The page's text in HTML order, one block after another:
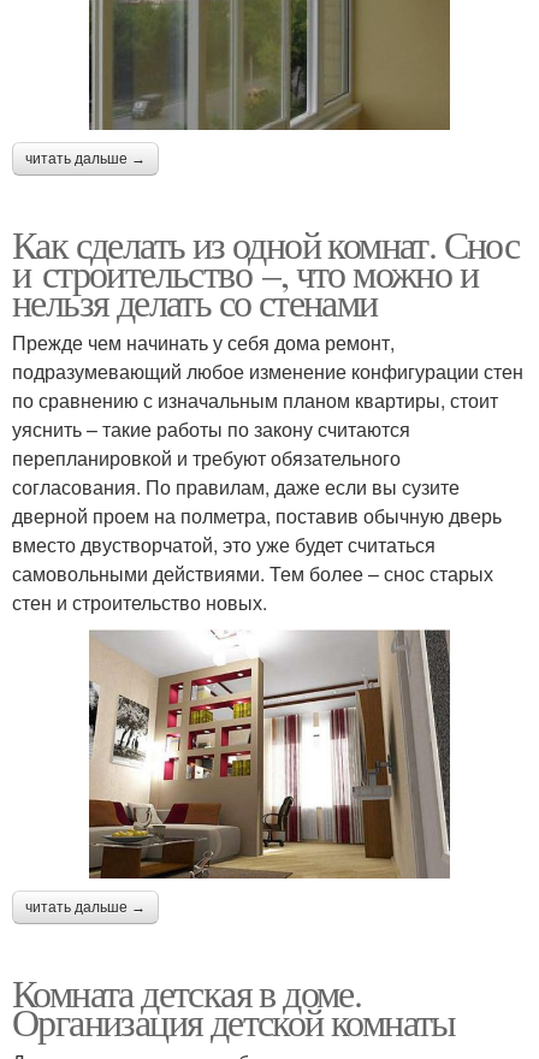
читать дальше →
Как сделать из одной комнат. Снос
и строительство –, что можно и
нельзя делать со стенами
Прежде чем начинать у себя дома ремонт,
подразумевающий любое изменение конфигурации стен
по сравнению с изначальным планом квартиры, стоит
уяснить – такие работы по закону считаются
перепланировкой и требуют обязательного
согласования. По правилам, даже если вы сузите
дверной проем на полметра, поставив обычную дверь
вместо двустворчатой, это уже будет считаться
самовольными действиями. Тем более – снос старых
стен и строительство новых.
читать дальше →
Комната детская в доме.
Организация детской комнаты